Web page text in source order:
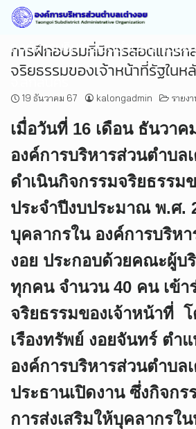
องค์การบริหารส่วนตำบลเต่างอย
จ.สกลนคร
การฝึกอบรมที่มีการสอดแทรก
จริยธรรมของเจ้าหน้าที่รัฐในห
19 ธันวาคม 67 kalongadmin รายง
เมื่อวันที่ 16 เดือน ธันวาค
องค์การบริหารส่วนตำบล
ดำเนินกิจกรรมจริยธรรม
ประจำปีงบประมาณ พ.ศ.
บุคลากรใน องค์การบริห
งอย ประกอบด้วยคณะผู้บ
ทุกคน จำนวน 40 คน เข้า
จริยธรรมของเจ้าหน้าที่
เรืองทรัพย์ งอยจันทร์ ตำ
องค์การบริหารส่วนตำบล
ประธานเปิดงาน ซึ่งกิจกร
การส่งเสริมให้บุคลากรใ